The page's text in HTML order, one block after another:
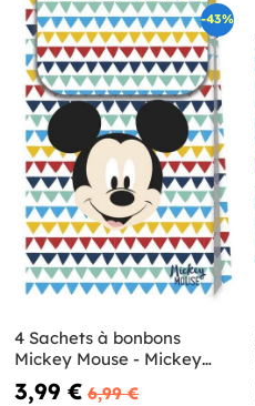
-43%
4 Sachets à bonbons
Mickey Mouse - Mickey
Awesome
3,99 € 6,99 €